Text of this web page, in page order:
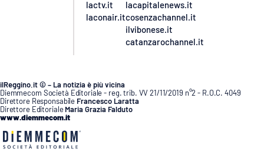
lactv.it
laconair.it
lacapitalenews.it
cosenzachannel.it
ilvibonese.it
catanzarochannel.it
ilReggino.it © – La notizia è più vicina
Diemmecom Società Editoriale - reg. trib. VV 21/11/2019 n°2 - R.O.C. 4049
Direttore Responsabile Francesco Laratta
Direttore Editoriale Maria Grazia Falduto
www.diemmecom.it